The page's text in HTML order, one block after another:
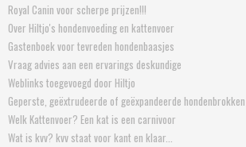
Royal Canin voor scherpe prijzen!!!
Over Hiltjo's hondenvoeding en kattenvoer
Gastenboek voor tevreden hondenbaasjes
Vraag advies aan een ervarings deskundige
Weblinks toegevoegd door Hiltjo
Geperste, geëxtrudeerde of geëxpandeerde hondenbrokken
Welk Kattenvoer? Een kat is een carnivoor
Wat is kvv? kvv staat voor kant en klaar...